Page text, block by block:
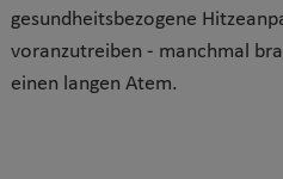
gesundheitsbezogene
voranzutreiben - manchmal
einen langen Atem.